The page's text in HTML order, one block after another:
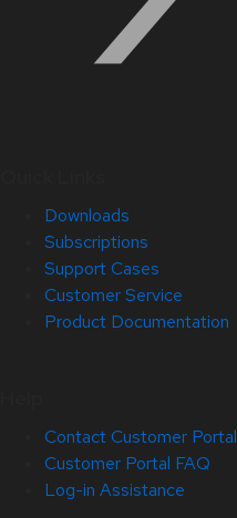
Downloads
Subscriptions
Support Cases
Customer Service
Product Documentation
Contact Customer Portal
Customer Portal FAQ
Log-in Assistance